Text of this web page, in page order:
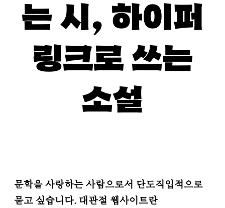
는 시, 하이퍼
링크로 쓰는
소설
문학을 사랑하는 사람으로서 단도직입적으로
묻고 싶습니다. 대관절 웹사이트란